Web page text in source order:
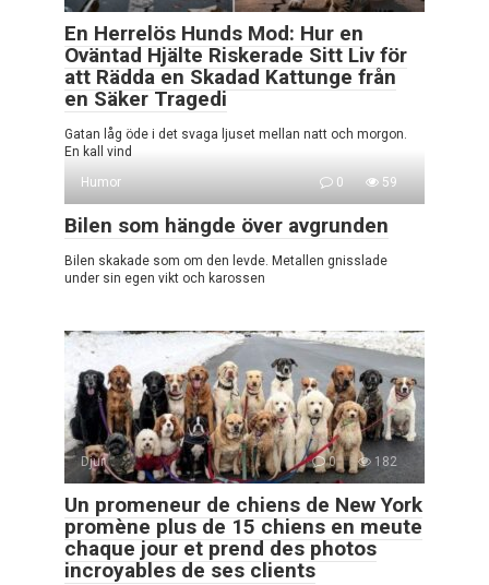
En Herrelös Hunds Mod: Hur en
Oväntad Hjälte Riskerade Sitt Liv för
att Rädda en Skadad Kattunge från
en Säker Tragedi
Gatan låg öde i det svaga ljuset mellan natt och morgon.
En kall vind
Humor
0 59
Bilen som hängde över avgrunden
Bilen skakade som om den levde. Metallen gnisslade
under sin egen vikt och karossen
Djur 0 182
Un promeneur de chiens de New York
promène plus de 15 chiens en meute
chaque jour et prend des photos
incroyables de ses clients